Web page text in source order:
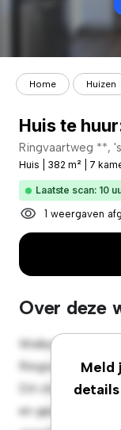
Home Huizen
Ringvaartweg **,
Huis 382 m² 7
Laatste scan: 10
1 weergaven
Over deze
Meld
Welkom in een
Ringvaartweg
Dit charmante
en gastvrije